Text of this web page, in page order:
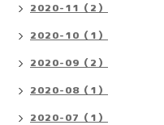
2020-11（2）
2020-10（1）
2020-09（2）
2020-08（1）
2020-07（1）